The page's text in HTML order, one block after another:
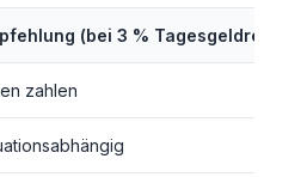
(bei 3 %
zahlen